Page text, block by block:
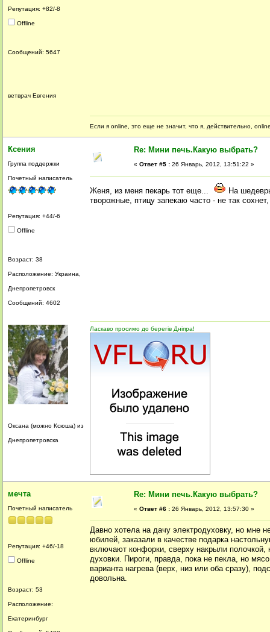
Репутация: +82/-8
Offline
Сообщений: 5647
ветврач Евгения
Если я online, это еще не значит, что я, действительно,
Ксения
Группа поддержки
Почетный написатель
Репутация: +44/-6
Offline
Возраст: 38
Расположение: Украина,
Днепропетровск
Сообщений: 4602
Оксана (можно Ксюша) из
Днепропетровска
Re: Мини печь.Какую выбрать?
« Ответ #5 : 26 Январь, 2012, 13:51:22 »
Женя, из меня пекарь тот еще...
На
творожные, птицу запекаю часто - не так
Ласкаво просимо до берегів Дніпра!
мечта
Почетный написатель
Репутация: +46/-18
Offline
Возраст: 53
Расположение:
Екатеринбург
Re: Мини печь.Какую выбрать?
« Ответ #6 : 26 Январь, 2012, 13:57:30 »
Давно хотела на дачу электродуховку, но
юбилей, заказали в качестве подарка
включают конфорки, сверху накрыли полочкой,
духовки. Пироги, правда, пока не пекла, но
варианта нагрева (верх, низ или оба сразу),
довольна.